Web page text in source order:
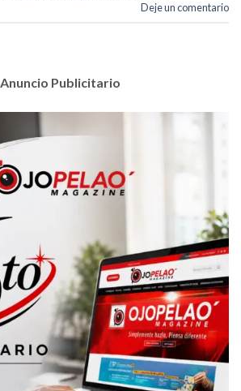
Deje un comentario
Anuncio Publicitario